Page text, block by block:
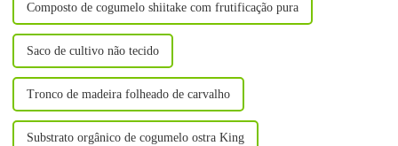
Composto de cogumelo shiitake com frutificação pura
Saco de cultivo não tecido
Tronco de madeira folheado de carvalho
Substrato orgânico de cogumelo ostra King